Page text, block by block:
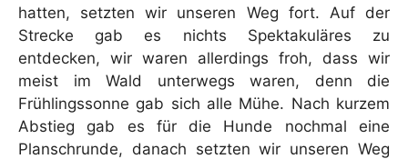
hatten, setzten wir unseren Weg fort. Auf der
Strecke gab es nichts Spektakuläres zu
entdecken, wir waren allerdings froh, dass wir
meist im Wald unterwegs waren, denn die
Frühlingssonne gab sich alle Mühe. Nach kurzem
Abstieg gab es für die Hunde nochmal eine
Planschrunde, danach setzten wir unseren Weg